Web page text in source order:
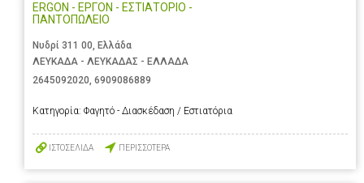
ERGON - ΕΡΓΟΝ - ΕΣΤΙΑΤΟΡΙΟ -
ΠΑΝΤΟΠΩΛΕΙΟ
Νυδρί 311 00, Ελλάδα
ΛΕΥΚΑΔΑ - ΛΕΥΚΑΔΑΣ - ΕΛΛΑΔΑ
2645092020, 6909086889
Κατηγορία: Φαγητό - Διασκέδαση / Εστιατόρια
ΙΣΤΟΣΕΛΙΔΑ ΠΕΡΙΣΣΟΤΕΡΑ